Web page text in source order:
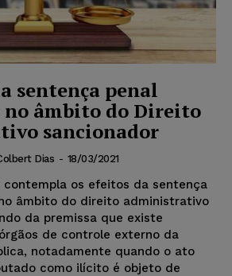
sentença penal
âmbito do Direito
sancionador
Dias - 18/03/2021
contempla os efeitos da sentença
âmbito do direito administrativo
da premissa que existe
de controle externo da
notadamente quando o ato
como ilícito é objeto de